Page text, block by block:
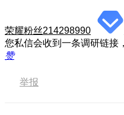
荣耀粉丝214298990
您私信会收到一条调研链接
赞
举报